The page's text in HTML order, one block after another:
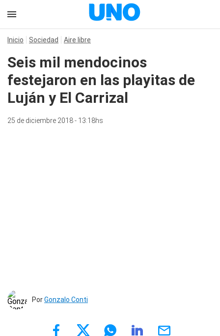
Inicio Sociedad Aire libre
Seis mil mendocinos
festejaron en las playitas de
Luján y El Carrizal
25 de diciembre 2018 - 13:18hs
PorGonzalo Conti